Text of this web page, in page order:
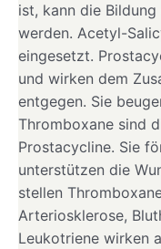
ist, kann die
werden. Acetyl-
eingesetzt.
und wirken dem
entgegen. Sie
Thromboxane sind
Prostacycline. Sie
unterstützen die
stellen
Arteriosklerose,
Leukotriene wirken